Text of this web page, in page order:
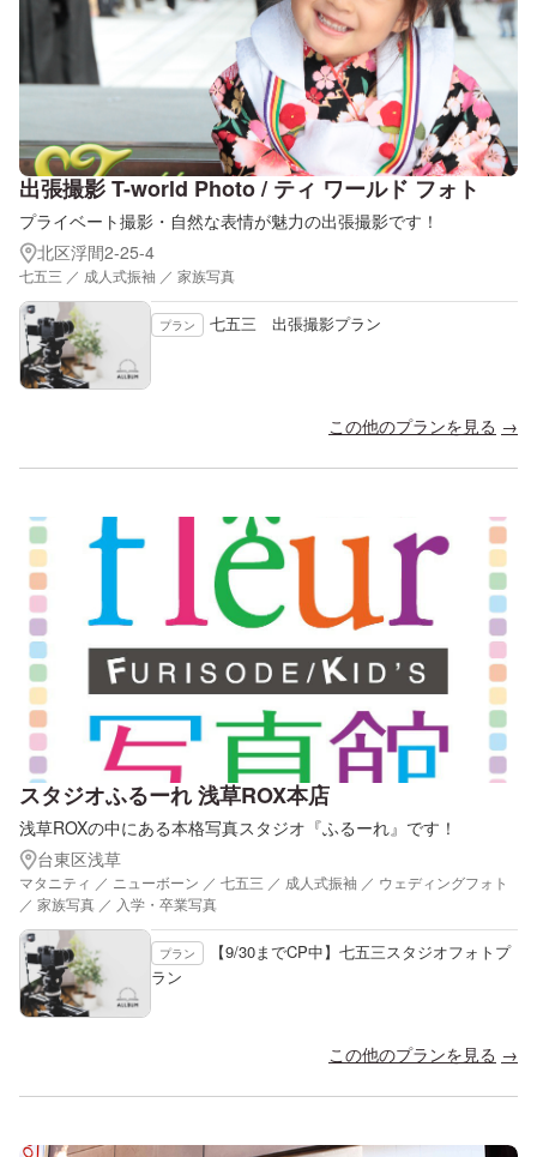
出張撮影 T-world Photo / ティ ワールド フォト
プライベート撮影・自然な表情が魅力の出張撮影です！
北区浮間2-25-4
七五三 ／ 成人式振袖 ／ 家族写真
プラン 七五三 出張撮影プラン
この他のプランを見る
スタジオふるーれ 浅草ROX本店
浅草ROXの中にある本格写真スタジオ『ふるーれ』です！
台東区浅草
マタニティ ／ ニューボーン ／ 七五三 ／ 成人式振袖 ／ ウェディングフォト
／ 家族写真 ／ 入学・卒業写真
プラン
【9/30までCP中】七五三スタジオフォトプ
ラン
この他のプランを見る